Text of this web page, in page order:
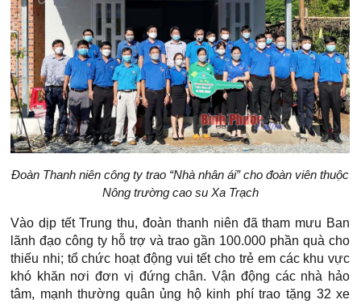
Đoàn Thanh niên công ty trao “Nhà nhân ái” cho đoàn viên thuộc
Nông trường cao su Xa Trạch
Vào dịp tết Trung thu, đoàn thanh niên đã tham mưu Ban
lãnh đạo công ty hỗ trợ và trao gần 100.000 phần quà cho
thiếu nhi; tổ chức hoạt động vui tết cho trẻ em các khu vực
khó khăn nơi đơn vị đứng chân. Vận động các nhà hảo
tâm, mạnh thường quân ủng hộ kinh phí trao tặng 32 xe